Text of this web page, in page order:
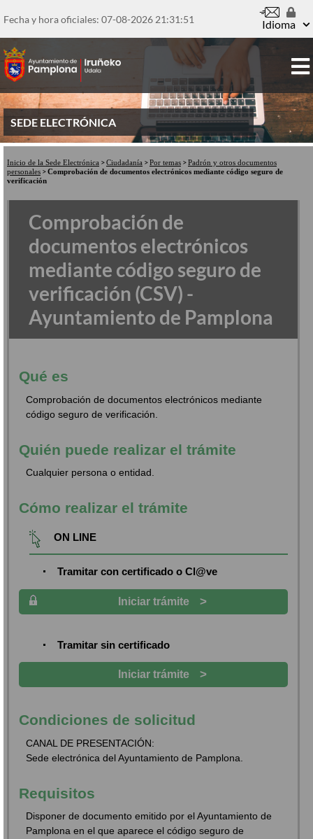
al
principal
Fecha y hora oficiales: 07-08-2026 21:31:51 Idioma
SEDE ELECTRÓNICA
Inicio de la Sede Electrónica Ciudadanía Por temas
Padrón y otros documentos
personales
Comprobación de documentos electrónicos mediante código seguro de
verificación
Comprobación de
documentos electrónicos
mediante código seguro de
verificación (CSV) -
Ayuntamiento de Pamplona
Qué es
Comprobación de documentos electrónicos mediante
código seguro de verificación.
Quién puede realizar el trámite
Cualquier persona o entidad.
Cómo realizar el trámite
ON LINE
Tramitar con certificado o Cl@ve
Iniciar trámite >
Tramitar sin certificado
Iniciar trámite >
Condiciones de solicitud
CANAL DE PRESENTACIÓN:
Sede electrónica del Ayuntamiento de Pamplona.
Requisitos
Disponer de documento emitido por el Ayuntamiento de
Pamplona en el que aparece el código seguro de